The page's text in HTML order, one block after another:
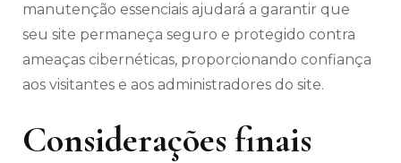
manutenção essenciais ajudará a garantir que
seu site permaneça seguro e protegido contra
ameaças cibernéticas, proporcionando confiança
aos visitantes e aos administradores do site.
Considerações finais